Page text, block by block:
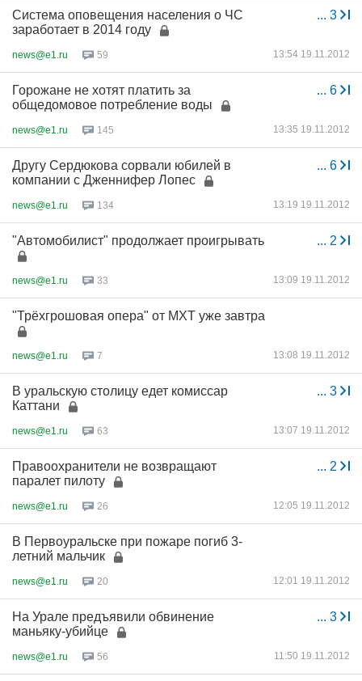
... 3
Система оповещения населения о ЧС
заработает в 2014 году
news@e1.ru 59 13:54 19.11.2012
... 6
Горожане не хотят платить за
общедомовое потребление воды
news@e1.ru 145 13:35 19.11.2012
... 6
Другу Сердюкова сорвали юбилей в
компании с Дженнифер Лопес
news@e1.ru 134 13:19 19.11.2012
... 2
"Автомобилист" продолжает проигрывать
news@e1.ru 33 13:09 19.11.2012
"Трёхгрошовая опера" от МХТ уже завтра
news@e1.ru 7 13:08 19.11.2012
... 3
В уральскую столицу едет комиссар
Каттани
news@e1.ru 63 13:07 19.11.2012
... 2
Правоохранители не возвращают
паралет пилоту
news@e1.ru 26 12:05 19.11.2012
В Первоуральске при пожаре погиб 3-
летний мальчик
news@e1.ru 20 12:01 19.11.2012
... 3
На Урале предъявили обвинение
маньяку-убийце
news@e1.ru 56 11:50 19.11.2012